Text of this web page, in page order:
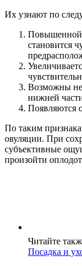
Их узнают по
Повышенной
становится
Возможны
нижней
Появляются
По таким
овуляции. При
субъективные
произойти
Читайте
Посадка и